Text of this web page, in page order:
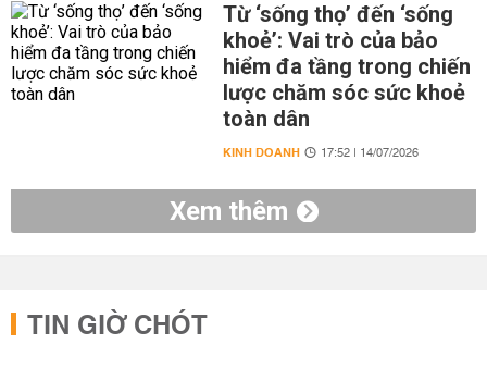
Từ ‘sống thọ’ đến ‘sống
khoẻ’: Vai trò của bảo
hiểm đa tầng trong chiến
lược chăm sóc sức khoẻ
toàn dân
KINH DOANH 17:52 | 14/07/2026
Xem thêm
TIN GIỜ CHÓT